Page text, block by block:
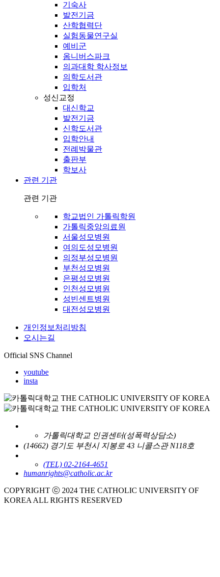
기숙사
발전기금
산학협력단
실험동물연구실
예비군
옴니버스파크
의과대학 학사정보
의학도서관
입학처
성신교정
대신학교
발전기금
신학도서관
입학안내
전례박물관
출판부
학보사
관련 기관
관련 기관
학교법인 가톨릭학원
가톨릭중앙의료원
서울성모병원
여의도성모병원
의정부성모병원
부천성모병원
은평성모병원
인천성모병원
성빈센트병원
대전성모병원
개인정보처리방침
오시는길
Official SNS Channel
youtube
insta
가톨릭대학교 인권센터(성폭력상담소)
(14662) 경기도 부천시 지봉로 43 니콜스관 N118호
(TEL) 02-2164-4651
humanrights@catholic.ac.kr
COPYRIGHT ⓒ 2024 THE CATHOLIC UNIVERSITY OF
KOREA ALL RIGHTS RESERVED